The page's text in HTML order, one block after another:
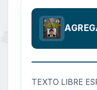
TEXTO LIBRE